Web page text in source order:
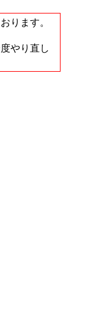
ります。
やり直し